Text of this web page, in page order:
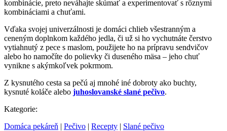
kombinácie, preto neváhajte skúmať a experimentovať s rôznymi
kombináciami a chuťami.
Vďaka svojej univerzálnosti je domáci chlieb všestranným a
ceneným doplnkom každého jedla, či už si ho vychutnáte čerstvo
vytiahnutý z pece s maslom, použijete ho na prípravu sendvičov
alebo ho namočíte do polievky či duseného mäsa – jeho chuť
vynikne s akýmkoľvek pokrmom.
Z kysnutého cesta sa pečú aj mnohé iné dobroty ako buchty,
kysnuté koláče alebo juhoslovanské slané pečivo.
Kategorie:
Domáca pekáreň | Pečivo | Recepty | Slané pečivo